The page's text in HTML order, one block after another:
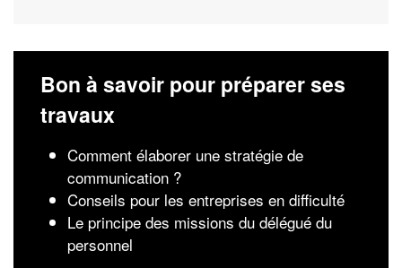
Bon à savoir pour préparer ses
travaux
Comment élaborer une stratégie de
communication ?
Conseils pour les entreprises en difficulté
Le principe des missions du délégué du
personnel